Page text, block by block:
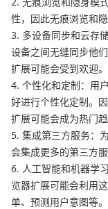
性，因此无痕浏览和
3. 多设备同步和云存
设备之间无缝同步他
扩展可能会受到欢迎。
4. 个性化和定制：用
好进行个性化定制。
扩展可能会成为热门趋
5. 集成第三方服务：
会集成更多的第三方
6. 人工智能和机器学
览器扩展可能会利用
单、预测用户意图等。